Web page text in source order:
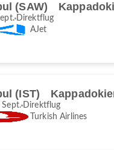
(SAW)
Direktflug
AJet
(IST)
Sept. Direktflug
Turkish Airlines